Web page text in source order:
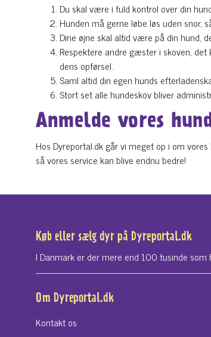
Du skal være i fuld kontrol over din
Hunden må gerne løbe løs uden snor,
Dine øjne skal altid være på din hund,
Respektere andre gæster i skoven,
dens opførsel.
Saml altid din egen hunds
Stort set alle hundeskov bliver
Anmelde vores
Hos Dyreportal.dk går vi meget op i om
så vores service kan blive endnu bedre!
Køb eller sælg dyr på Dyreportal.dk
I Danmark er der mere end 100 tusinde
Om Dyreportal.dk
Kontakt os